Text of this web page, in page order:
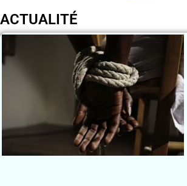
ACTUALITÉ